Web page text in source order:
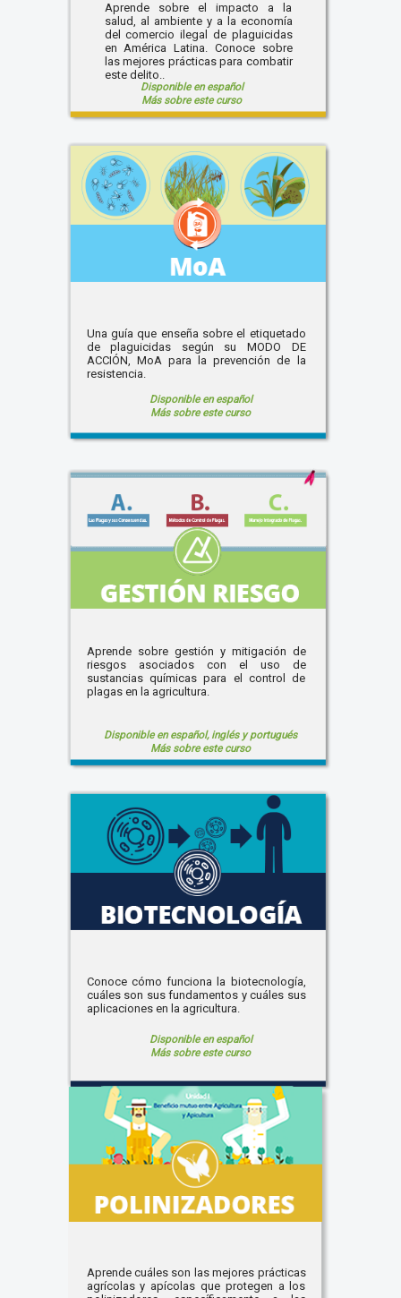
Aprende sobre el impacto a la
salud, al ambiente y a la economía
del comercio ilegal de plaguicidas
en América Latina. Conoce sobre
las mejores prácticas para combatir
este delito..
Disponible en español
Más sobre este curso
Una guía que enseña sobre el etiquetado
de plaguicidas según su MODO DE
ACCIÓN, MoA para la prevención de la
resistencia.
Disponible en español
Más sobre este curso
Aprende sobre gestión y mitigación de
riesgos asociados con el uso de
sustancias químicas para el control de
plagas en la agricultura.
Disponible en español, inglés y portugués
Más sobre este curso
Conoce cómo funciona la biotecnología,
cuáles son sus fundamentos y cuáles sus
aplicaciones en la agricultura.
Disponible en español
Más sobre este curso
Aprende cuáles son las mejores prácticas
agrícolas y apícolas que protegen a los